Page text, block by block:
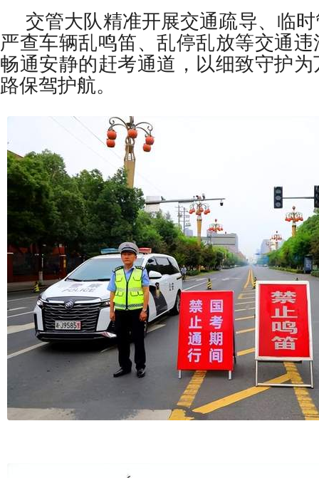
交管大队精准开展交通疏导、临
严查车辆乱鸣笛、乱停乱放等交通
畅通安静的赶考通道，以细致守护
路保驾护航。